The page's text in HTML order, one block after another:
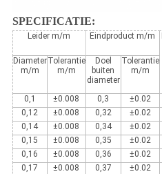
SPECIFICATIE:
Leider m/m Eindproduct m/m
Diameter
m/m
Tolerantie
m/m
Doel
buiten
diameter
Tolerantie
m/m
0,1 ±0.008 0,3 ±0.02
0,12
±0.008 0,32 ±0.02
0,14
±0.008 0,34 ±0.02
0,15
±0.008 0,35 ±0.02
0,16
±0.008 0,36 ±0.02
0,17
±0.008 0,37 ±0.02